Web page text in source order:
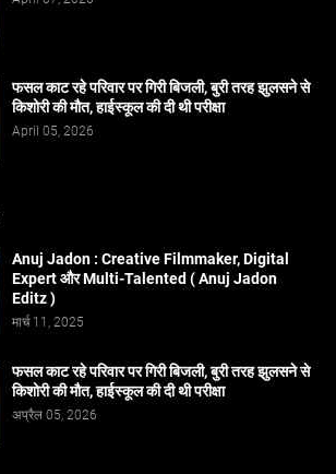
फसल काट रहे परिवार पर गिरी बिजली, बुरी तरह झुलसने से
किशोरी की मौत, हाईस्कूल की दी थी परीक्षा
April 05, 2026
Anuj Jadon : Creative Filmmaker, Digital
Expert और Multi-Talented ( Anuj Jadon
Editz )
मार्च 11, 2025
फसल काट रहे परिवार पर गिरी बिजली, बुरी तरह झुलसने से
किशोरी की मौत, हाईस्कूल की दी थी परीक्षा
अप्रैल 05, 2026